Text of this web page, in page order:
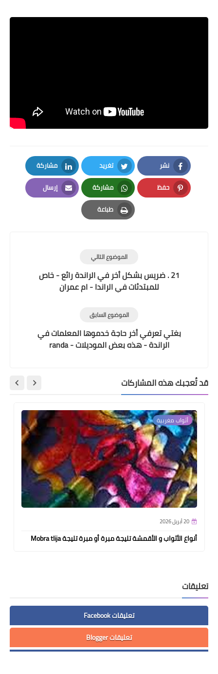
نشر
Facebook
تغريد
Twitter
مشاركة
LinkedIn
حفظ
Pinterest
مشاركة
Whatsapp
إرسال
Email
طباعة
Print
الموضوع التالي
21 . ضريس بشكل أخر في الراندة رائع - خاص
للمبتدئات في الراندا - ام عمران
الموضوع السابق
بغتي تعرفي أخر حاجة خدموها المعلمات في
الراندة - هذه بعض الموديلات - randa
قد تُعجبك هذه المشاركات
أثواب مغربية
20 أبريل 2026
أنواع الأثواب و الأقمشة تليجة مبرة أو مبرة تليجة Mobra tlija
تعليقات
تعليقات Facebook
تعليقات Blogger